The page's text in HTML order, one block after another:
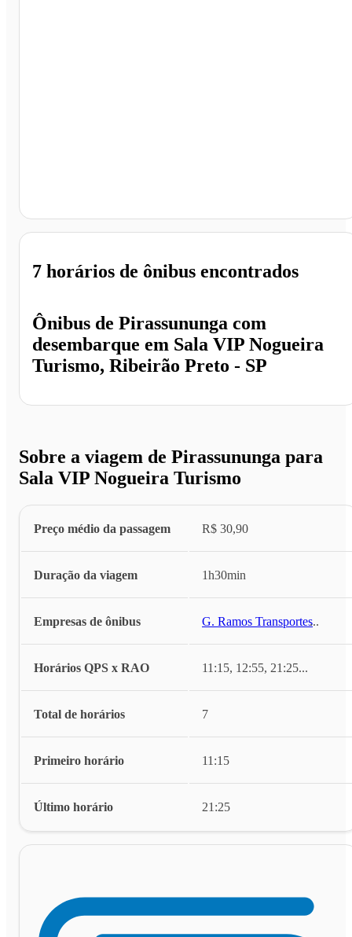
Ônibus de Pirassununga com
desembarque em Sala VIP Nogueira
Turismo, Ribeirão Preto - SP
7 horários de ônibus encontrados
Sobre a viagem de Pirassununga para
Sala VIP Nogueira Turismo
Preço médio da passagem R$ 30,90
Duração da viagem 1h30min
Empresas de ônibus G. Ramos Transportes...
Horários QPS x RAO 11:15, 12:55, 21:25...
Total de horários 7
Primeiro horário 11:15
Último horário 21:25